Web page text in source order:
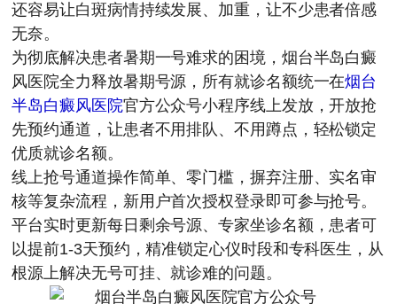
还容易让白斑病情持续发展、加重，让不少患者倍感
无奈。
为彻底解决患者暑期一号难求的困境，烟台半岛白癜
风医院全力释放暑期号源，所有就诊名额统一在烟台
半岛白癜风医院官方公众号小程序线上发放，开放抢
先预约通道，让患者不用排队、不用蹲点，轻松锁定
优质就诊名额。
线上抢号通道操作简单、零门槛，摒弃注册、实名审
核等复杂流程，新用户首次授权登录即可参与抢号。
平台实时更新每日剩余号源、专家坐诊名额，患者可
以提前1-3天预约，精准锁定心仪时段和专科医生，从
根源上解决无号可挂、就诊难的问题。